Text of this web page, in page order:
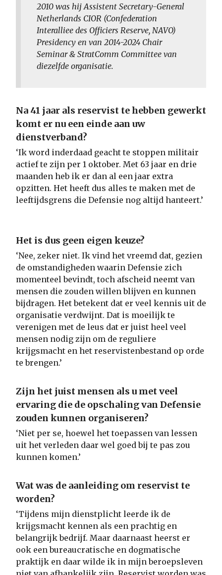
2010 was hij Assistent Secretary-General
Netherlands CIOR (Confederation
Interalliee des Officiers Reserve, NAVO)
Presidency en van 2014-2024 Chair
Seminar & StratComm Committee van
diezelfde organisatie.
Na 41 jaar als reservist te hebben gewerkt
komt er nu een einde aan uw
dienstverband?
‘Ik word inderdaad geacht te stoppen militair
actief te zijn per 1 oktober. Met 63 jaar en drie
maanden heb ik er dan al een jaar extra
opzitten. Het heeft dus alles te maken met de
leeftijdsgrens die Defensie nog altijd hanteert.’
Het is dus geen eigen keuze?
‘Nee, zeker niet. Ik vind het vreemd dat, gezien
de omstandigheden waarin Defensie zich
momenteel bevindt, toch afscheid neemt van
mensen die zouden willen blijven en kunnen
bijdragen. Het betekent dat er veel kennis uit de
organisatie verdwijnt. Dat is moeilijk te
verenigen met de leus dat er juist heel veel
mensen nodig zijn om de reguliere
krijgsmacht en het reservistenbestand op orde
te brengen.’
Zijn het juist mensen als u met veel
ervaring die de opschaling van Defensie
zouden kunnen organiseren?
‘Niet per se, hoewel het toepassen van lessen
uit het verleden daar wel goed bij te pas zou
kunnen komen.’
Wat was de aanleiding om reservist te
worden?
‘Tijdens mijn dienstplicht leerde ik de
krijgsmacht kennen als een prachtig en
belangrijk bedrijf. Maar daarnaast heerst er
ook een bureaucratische en dogmatische
praktijk en daar wilde ik in mijn beroepsleven